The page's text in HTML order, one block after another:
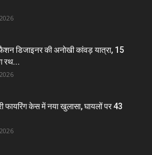
फैशन डिजाइनर की अनोखी कांवड़ यात्रा, 15
रथ...
फायरिंग केस में नया खुलासा, घायलों पर 43